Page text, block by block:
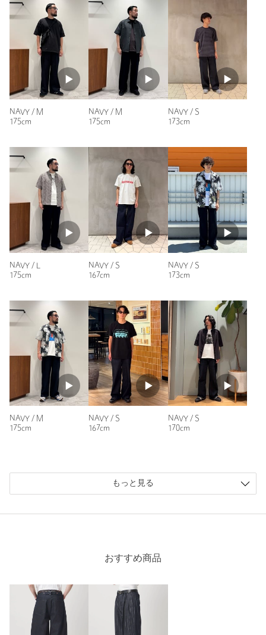
カテゴリー | デニムパンツ
S M L XL
COTTON100％
洗濯表示について
商品番号 8314-1-000014
ンション上がりました。
軽い生地なので夏もガンガン履いて楽しみたいと思います。対
応していただいたスタッフ様ありがとうございました。
性別：
男性
年代：
40代後半
身長：160cm
2人が参考になったと回答
※レビューは、個人の主観による感想・体感によるもので、商品の効果や性
能を保証するものではありません。
NAVY / M
175cm
NAVY / M
175cm
NAVY / S
173cm
NAVY / L
175cm
NAVY / S
167cm
NAVY / S
173cm
NAVY / M
175cm
NAVY / S
167cm
NAVY / S
170cm
もっと見る
おすすめ商品